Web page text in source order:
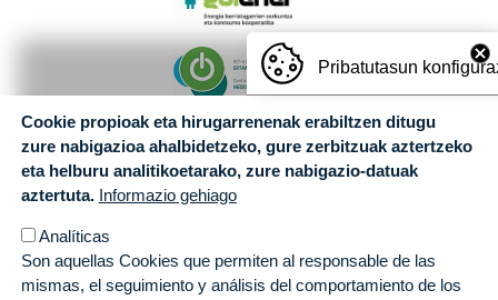
Pribatutasun
Cookie propioak eta hirugarrenenak erabiltzen ditugu
zure nabigazioa ahalbidetzeko, gure zerbitzuak aztertzeko
eta helburu analitikoetarako, zure nabigazio-datuak
aztertuta. Informazio gehiago
Analíticas
Son aquellas Cookies que permiten al responsable de las
mismas, el seguimiento y análisis del comportamiento de los